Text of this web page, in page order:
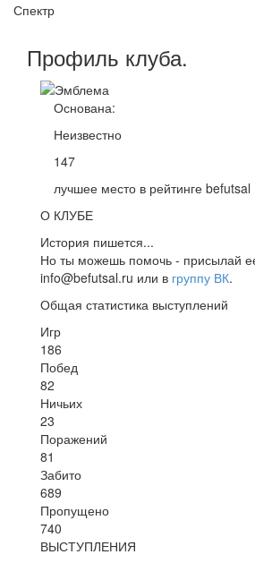
Спектр
Профиль клуба.
Основана:
Неизвестно
147
лучшее место в рейтинге befutsal
О КЛУБЕ
История пишется...
Но ты можешь помочь - присылай
info@befutsal.ru или в группу ВК.
Общая статистика выступлений
Игр
186
Побед
82
Ничьих
23
Поражений
81
Забито
689
Пропущено
740
ВЫСТУПЛЕНИЯ